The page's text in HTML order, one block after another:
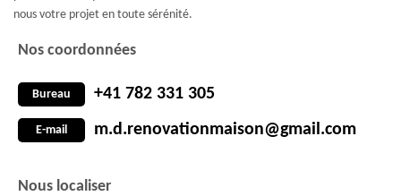
nous votre projet en toute sérénité.
Nos coordonnées
Bureau +41 782 331 305
E-mail m.d.renovationmaison@gmail.com
Nous localiser